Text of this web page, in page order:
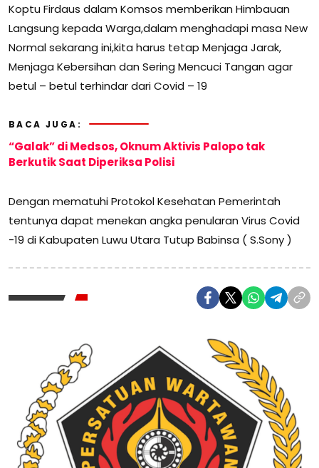
Koptu Firdaus dalam Komsos memberikan Himbauan
Langsung kepada Warga,dalam menghadapi masa New
Normal sekarang ini,kita harus tetap Menjaga Jarak,
Menjaga Kebersihan dan Sering Mencuci Tangan agar
betul – betul terhindar dari Covid – 19
BACA JUGA:
“Galak” di Medsos, Oknum Aktivis Palopo tak
Berkutik Saat Diperiksa Polisi
Dengan mematuhi Protokol Kesehatan Pemerintah
tentunya dapat menekan angka penularan Virus Covid
-19 di Kabupaten Luwu Utara Tutup Babinsa ( S.Sony )